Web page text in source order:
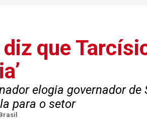
que
elogia governador de
para o setor